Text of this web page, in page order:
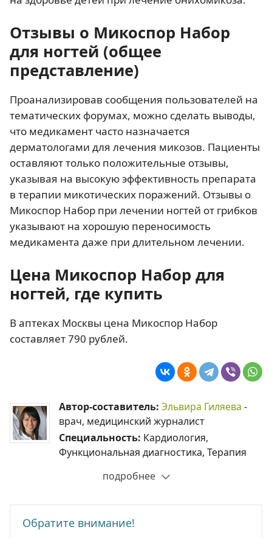
Отзывы о Микоспор Набор
для ногтей (общее
представление)
Проанализировав сообщения пользователей на
тематических форумах, можно сделать выводы,
что медикамент часто назначается
дерматологами для лечения микозов. Пациенты
оставляют только положительные отзывы,
указывая на высокую эффективность препарата
в терапии микотических поражений. Отзывы о
Микоспор Набор при лечении ногтей от грибков
указывают на хорошую переносимость
медикамента даже при длительном лечении.
Цена Микоспор Набор для
ногтей, где купить
В аптеках Москвы цена Микоспор Набор
составляет 790 рублей.
Автор-составитель: Эльвира Гиляева -
врач, медицинский журналист
Специальность: Кардиология,
Функциональная диагностика, Терапия
подробнее
Обратите внимание!